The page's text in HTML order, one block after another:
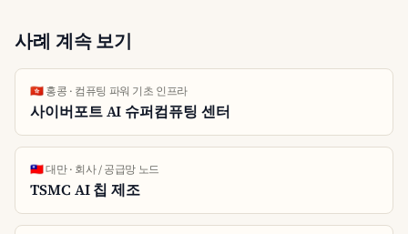
사례 계속 보기
🇭🇰 홍콩 · 컴퓨팅 파워 기초 인프라
사이버포트 AI 슈퍼컴퓨팅 센터
🇹🇼 대만 · 회사 / 공급망 노드
TSMC AI 칩 제조